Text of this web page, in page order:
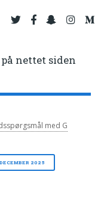
nettet siden
med G
2025